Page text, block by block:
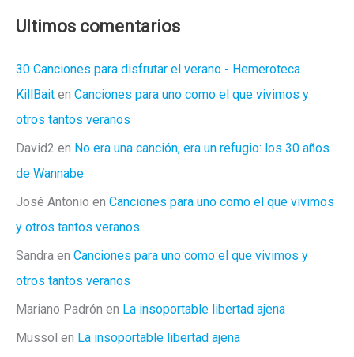
Ultimos comentarios
30 Canciones para disfrutar el verano - Hemeroteca
KillBait en Canciones para uno como el que vivimos y
otros tantos veranos
David2 en No era una canción, era un refugio: los 30 años
de Wannabe
José Antonio en Canciones para uno como el que vivimos
y otros tantos veranos
Sandra en Canciones para uno como el que vivimos y
otros tantos veranos
Mariano Padrón en La insoportable libertad ajena
Mussol en La insoportable libertad ajena